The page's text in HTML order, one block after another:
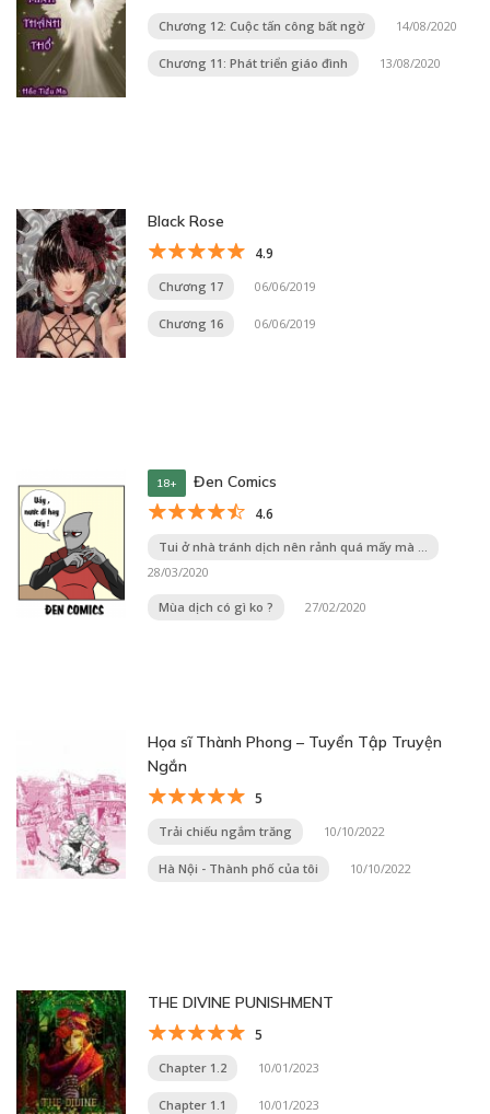
Chương 12: Cuộc tấn công bất ngờ 14/08/2020
Chương 11: Phát triển giáo đình 13/08/2020
Black Rose
4.9
Chương 17 06/06/2019
Chương 16 06/06/2019
18+ Đen Comics
4.6
Tui ở nhà tránh dịch nên rảnh quá mấy mà ...
28/03/2020
Mùa dịch có gì ko ? 27/02/2020
Họa sĩ Thành Phong – Tuyển Tập Truyện
Ngắn
5
Trải chiếu ngắm trăng 10/10/2022
Hà Nội - Thành phố của tôi 10/10/2022
THE DIVINE PUNISHMENT
5
Chapter 1.2 10/01/2023
Chapter 1.1 10/01/2023